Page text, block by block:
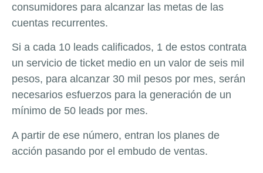
consumidores para alcanzar las metas de las
cuentas recurrentes.
Si a cada 10 leads calificados, 1 de estos contrata
un servicio de ticket medio en un valor de seis mil
pesos, para alcanzar 30 mil pesos por mes, serán
necesarios esfuerzos para la generación de un
mínimo de 50 leads por mes.
A partir de ese número, entran los planes de
acción pasando por el embudo de ventas.